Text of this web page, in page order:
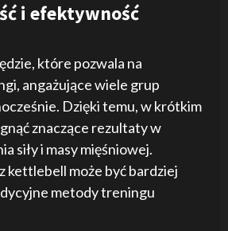
i efektywność
które pozwala na
angażujące wiele grup
Dzięki temu, w krótkim
znaczące rezultaty w
siły i masy mięśniowej.
kettlebell może być bardziej
metody treningu